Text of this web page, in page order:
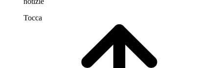
Tocca